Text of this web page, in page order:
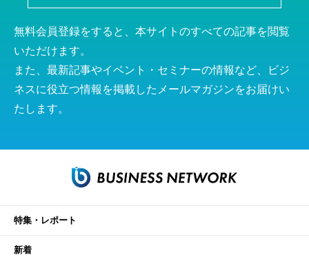
無料会員登録をすると、本サイトのすべての記事を閲覧
いただけます。
また、最新記事やイベント・セミナーの情報など、ビジ
ネスに役立つ情報を掲載したメールマガジンをお届けい
たします。
特集・レポート
新着